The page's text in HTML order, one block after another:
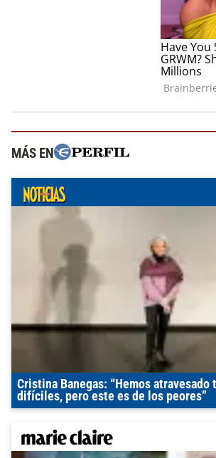
MÁS EN
Cristina Banegas: “Hemos atravesado
difíciles, pero este es de los peores”